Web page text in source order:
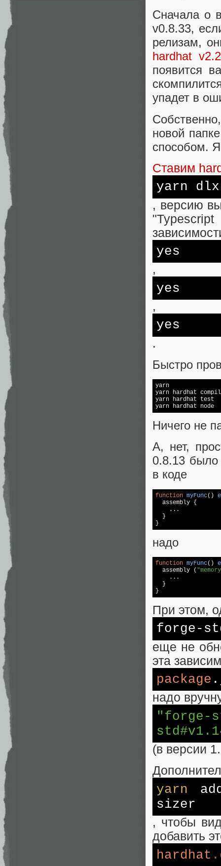
Сначала о
v0.8.33,
релизам,
hardhat
появится
упадет в
новой
способом.
Ставим
yarn
, версию
yes
,
yes
,
yes
.
Быстро
yarn
yarn hardhat
yarn hardhat test
yarn hardhat node
Ничего не
А, нет,
0.8.13 было
в коде
function myFunc( )
  assembly {
    ...
  }
}
надо
function myFunc( )
  assembly (
    ...
  }
}
При этом,
forge-
еще не
эта
package
надо
"forge-
(в версии
yarn
sizer
, чтобы
добавить
hardhat